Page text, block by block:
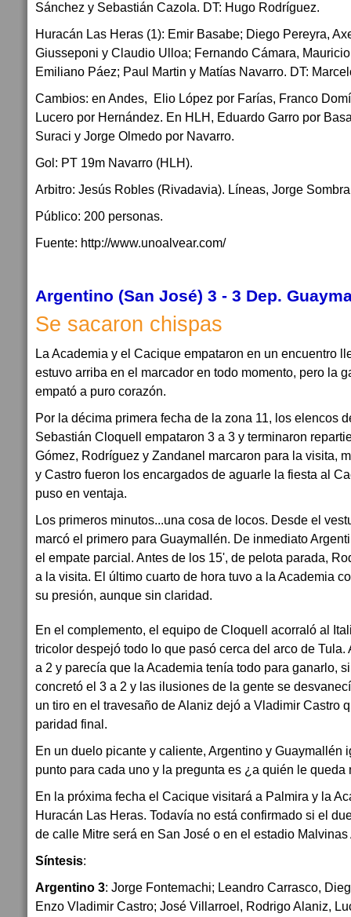
Sánchez y Sebastián Cazola. DT: Hugo Rodríguez.
Huracán Las Heras (1): Emir Basabe; Diego Pereyra,
Giusseponi y Claudio Ulloa; Fernando Cámara,
Emiliano Páez; Paul Martin y Matías Navarro. DT:
Cambios: en Andes, Elio López por Farías, Franco
Lucero por Hernández. En HLH, Eduardo Garro por
Suraci y Jorge Olmedo por Navarro.
Gol: PT 19m Navarro (HLH).
Arbitro: Jesús Robles (Rivadavia). Líneas, Jorge
Público: 200 personas.
Fuente: http://www.unoalvear.com/
Argentino (San José) 3 - 3 Dep.
Se sacaron chispas
La Academia y el Cacique empataron en un encuentro
estuvo arriba en el marcador en todo momento, pero la
empató a puro corazón.
Por la décima primera fecha de la zona 11, los elencos
Sebastián Cloquell empataron 3 a 3 y terminaron
Gómez, Rodríguez y Zandanel marcaron para la visita,
y Castro fueron los encargados de aguarle la fiesta al
puso en ventaja.
Los primeros minutos...una cosa de locos. Desde el
marcó el primero para Guaymallén. De inmediato
el empate parcial. Antes de los 15', de pelota parada,
a la visita. El último cuarto de hora tuvo a la Academia
su presión, aunque sin claridad.
En el complemento, el equipo de Cloquell acorraló al
tricolor despejó todo lo que pasó cerca del arco de Tula.
a 2 y parecía que la Academia tenía todo para ganarlo,
concretó el 3 a 2 y las ilusiones de la gente se
un tiro en el travesaño de Alaniz dejó a Vladimir Castro
paridad final.
En un duelo picante y caliente, Argentino y Guaymallén
punto para cada uno y la pregunta es ¿a quién le queda
En la próxima fecha el Cacique visitará a Palmira y la
Huracán Las Heras. Todavía no está confirmado si el
de calle Mitre será en San José o en el estadio Malvinas
Síntesis:
Argentino 3: Jorge Fontemachi; Leandro Carrasco,
Enzo Vladimir Castro; José Villarroel, Rodrigo Alaniz,